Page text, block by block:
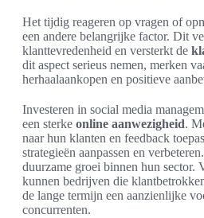
Het tijdig reageren op vragen of
een andere belangrijke factor. Dit
klanttevredenheid en versterkt de
dit aspect serieus nemen, merken
herhaalaankopen en positieve
Investeren in social media
een sterke online aanwezigheid.
naar hun klanten en feedback
strategieën aanpassen en
duurzame groei binnen hun sector.
kunnen bedrijven die
de lange termijn een aanzienlijke
concurrenten.